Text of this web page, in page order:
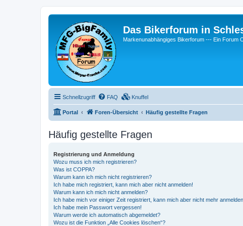
Das Bikerforum in
Markenunabhängiges Bikerforum --- Ein Forum
Schnellzugriff FAQ Knuffel
Portal Foren-Übersicht Häufig gestellte Fragen
Häufig gestellte Fragen
Registrierung und Anmeldung
Wozu muss ich mich registrieren?
Was ist COPPA?
Warum kann ich mich nicht registrieren?
Ich habe mich registriert, kann mich aber nicht anmelden!
Warum kann ich mich nicht anmelden?
Ich habe mich vor einiger Zeit registriert, kann mich aber nicht mehr
Ich habe mein Passwort vergessen!
Warum werde ich automatisch abgemeldet?
Wozu ist die Funktion „Alle Cookies löschen“?